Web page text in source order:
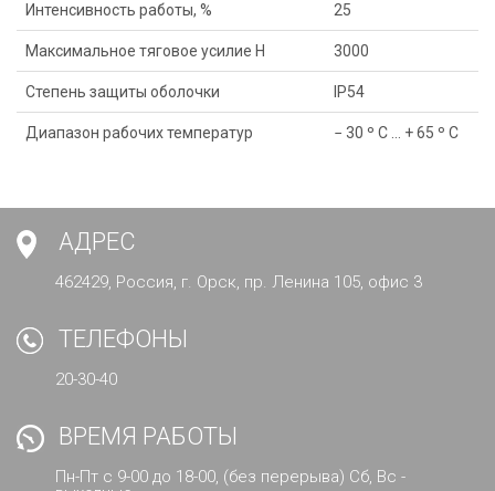
Интенсивность работы, % 25
Максимальное тяговое усилие Н 3000
Степень защиты оболочки IP54
Диапазон рабочих температур − 30 º С … + 65 º С
АДРЕС
462429, Россия, г. Орск, пр. Ленина 105, офис 3
ТЕЛЕФОНЫ
20-30-40
ВРЕМЯ РАБОТЫ
Пн-Пт с 9-00 до 18-00, (без перерыва) Сб, Вс -